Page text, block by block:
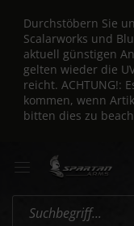
Durchstöbern Sie
Scalarworks und
aktuell günstigen
gelten wieder die
reicht. ACHTUNG!:
kommen, wenn
bitten dies zu